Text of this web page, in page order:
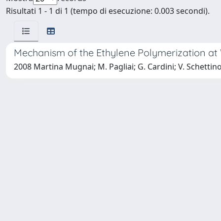
Risultati 1 - 1 di 1 (tempo di esecuzione: 0.003 secondi).
Mechanism of the Ethylene Polymerization at
2008 Martina Mugnai; M. Pagliai; G. Cardini; V. Schettino